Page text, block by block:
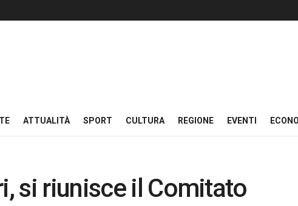
ATTUALITÀ SPORT CULTURA REGIONE EVENTI
si riunisce il Comitato